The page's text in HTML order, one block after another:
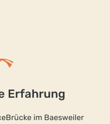
Erfahrung
im Baesweiler